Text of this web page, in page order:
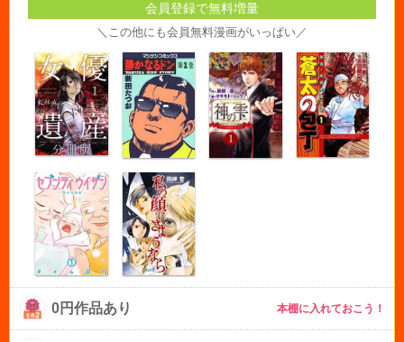
会員登録で無料増量
＼この他にも会員無料漫画がいっぱい／
0円作品あり 本棚に入れておこう！